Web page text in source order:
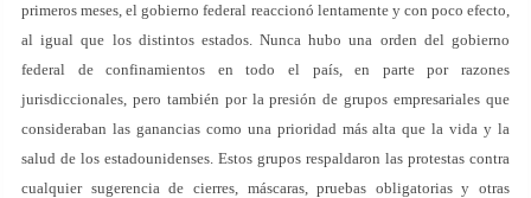
primeros meses, el gobierno federal reaccionó lentamente y con poco efecto,
al igual que los distintos estados. Nunca hubo una orden del gobierno
federal de confinamientos en todo el país, en parte por razones
jurisdiccionales, pero también por la presión de grupos empresariales que
consideraban las ganancias como una prioridad más alta que la vida y la
salud de los estadounidenses. Estos grupos respaldaron las protestas contra
cualquier sugerencia de cierres, máscaras, pruebas obligatorias y otras